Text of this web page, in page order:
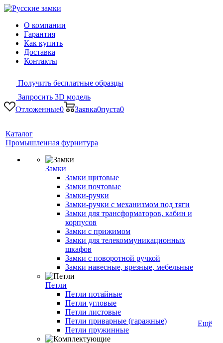
О компании
Гарантия
Как купить
Доставка
Контакты
Получить бесплатные образцы
Запросить 3D модель
Отложенные0 Заявка0пуста0
Каталог
Промышленная фурнитура
Замки
Замки щитовые
Замки почтовые
Замки-ручки
Замки-ручки с механизмом под тяги
Замки для трансформаторов, кабин и
корпусов
Замки с прижимом
Замки для телекоммуникационных
шкафов
Замки с поворотной ручкой
Замки навесные, врезные, мебельные
Петли
Петли потайные
Петли угловые
Петли листовые
Петли приварные (гаражные)
Петли пружинные
Ещё